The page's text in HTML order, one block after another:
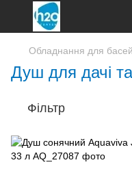
Обладнання для
Душ для дачі
Фільтр